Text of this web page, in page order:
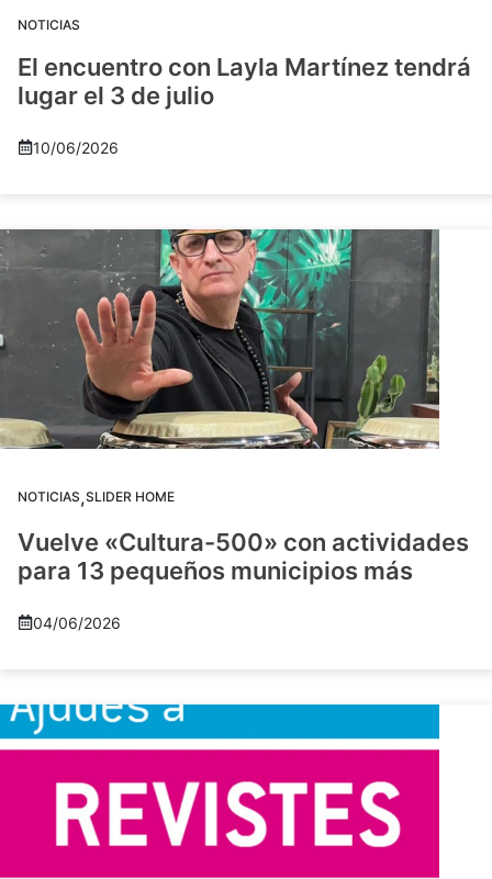
NOTICIAS
El encuentro con Layla Martínez tendrá
lugar el 3 de julio
10/06/2026
NOTICIAS,SLIDER HOME
Vuelve «Cultura-500» con actividades
para 13 pequeños municipios más
04/06/2026